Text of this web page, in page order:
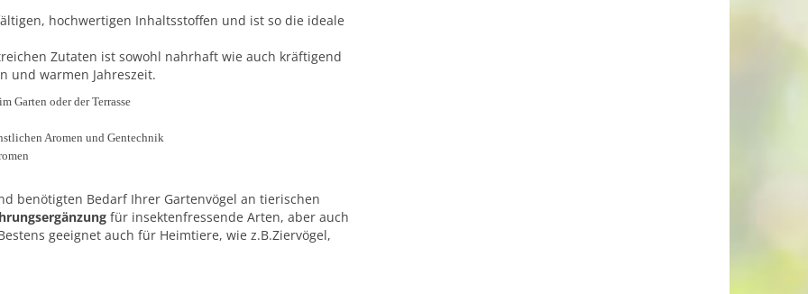
hochwertigen Inhaltsstoffen und ist so die ideale
Zutaten ist sowohl nahrhaft wie auch kräftigend
und warmen Jahreszeit.
Garten oder der Terrasse
Aromen und Gentechnik
benötigten Bedarf Ihrer Gartenvögel an tierischen
für insektenfressende Arten, aber auch
geeignet auch für Heimtiere, wie z.B.Ziervögel,